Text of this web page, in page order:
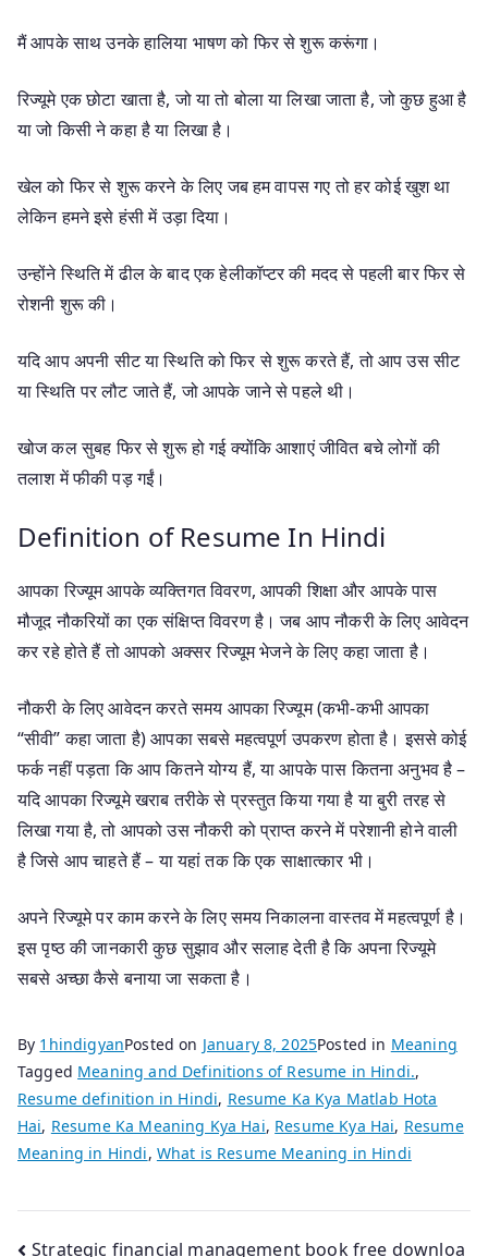
मैं आपके साथ उनके हालिया भाषण को फिर से शुरू करूंगा।
रिज्यूमे एक छोटा खाता है, जो या तो बोला या लिखा जाता है, जो कुछ हुआ है
या जो किसी ने कहा है या लिखा है।
खेल को फिर से शुरू करने के लिए जब हम वापस गए तो हर कोई खुश था
लेकिन हमने इसे हंसी में उड़ा दिया।
उन्होंने स्थिति में ढील के बाद एक हेलीकॉप्टर की मदद से पहली बार फिर से
रोशनी शुरू की।
यदि आप अपनी सीट या स्थिति को फिर से शुरू करते हैं, तो आप उस सीट
या स्थिति पर लौट जाते हैं, जो आपके जाने से पहले थी।
खोज कल सुबह फिर से शुरू हो गई क्योंकि आशाएं जीवित बचे लोगों की
तलाश में फीकी पड़ गईं।
Definition of Resume In Hindi
आपका रिज्यूम आपके व्यक्तिगत विवरण, आपकी शिक्षा और आपके पास
मौजूद नौकरियों का एक संक्षिप्त विवरण है। जब आप नौकरी के लिए आवेदन
कर रहे होते हैं तो आपको अक्सर रिज्यूम भेजने के लिए कहा जाता है।
नौकरी के लिए आवेदन करते समय आपका रिज्यूम (कभी-कभी आपका
“सीवी” कहा जाता है) आपका सबसे महत्वपूर्ण उपकरण होता है। इससे कोई
फर्क नहीं पड़ता कि आप कितने योग्य हैं, या आपके पास कितना अनुभव है –
यदि आपका रिज्यूमे खराब तरीके से प्रस्तुत किया गया है या बुरी तरह से
लिखा गया है, तो आपको उस नौकरी को प्राप्त करने में परेशानी होने वाली
है जिसे आप चाहते हैं – या यहां तक कि एक साक्षात्कार भी।
अपने रिज्यूमे पर काम करने के लिए समय निकालना वास्तव में महत्वपूर्ण है।
इस पृष्ठ की जानकारी कुछ सुझाव और सलाह देती है कि अपना रिज्यूमे
सबसे अच्छा कैसे बनाया जा सकता है।
By 1hindigyanPosted on January 8, 2025Posted in Meaning
Tagged Meaning and Definitions of Resume in Hindi.,
Resume definition in Hindi, Resume Ka Kya Matlab Hota
Hai, Resume Ka Meaning Kya Hai, Resume Kya Hai, Resume
Meaning in Hindi, What is Resume Meaning in Hindi
Strategic financial management book free downloa